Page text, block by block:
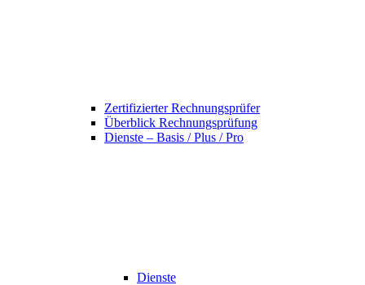
Zertifizierter Rechnungsprüfer
Überblick Rechnungsprüfung
Dienste – Basis / Plus / Pro
Dienste